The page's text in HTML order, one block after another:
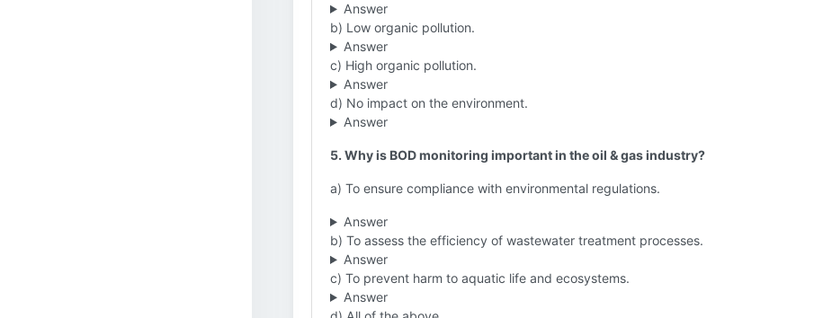
Answer
b) Low organic pollution.
Answer
c) High organic pollution.
Answer
d) No impact on the environment.
Answer
5. Why is BOD monitoring important in the oil & gas industry?
a) To ensure compliance with environmental regulations.
Answer
b) To assess the efficiency of wastewater treatment processes.
Answer
c) To prevent harm to aquatic life and ecosystems.
Answer